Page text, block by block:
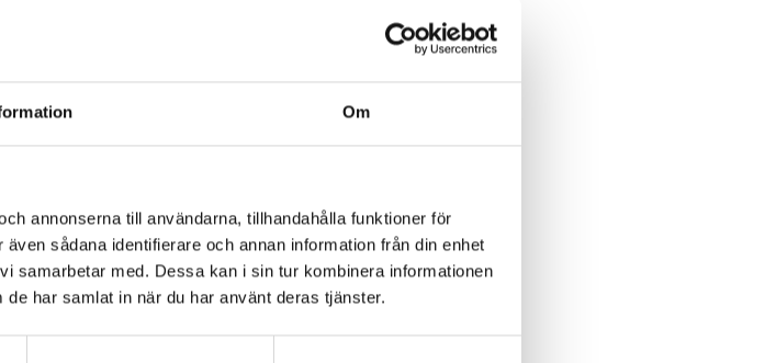
Om
annonserna till användarna, tillhandahålla funktioner för
sådana identifierare och annan information från din enhet
samarbetar med. Dessa kan i sin tur kombinera informationen
har samlat in när du har använt deras tjänster.